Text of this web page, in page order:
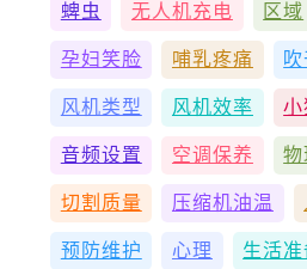
蜱虫 无人机充电 区域
孕妇笑脸 哺乳疼痛
风机类型 风机效率 小
音频设置 空调保养 物
切割质量 压缩机油温
预防维护 心理 生活准